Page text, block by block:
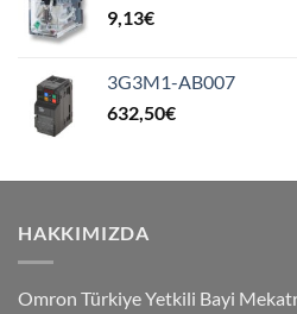
9,13€
3G3M1-AB007
632,50€
HAKKIMIZDA
Omron Türkiye Yetkili Bayi